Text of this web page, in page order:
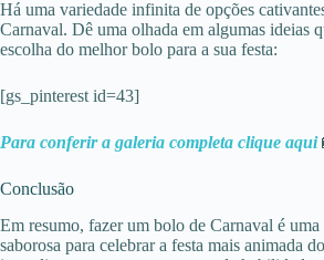
Há uma variedade infinita de opções
Carnaval. Dê uma olhada em algumas ideias
escolha do melhor bolo para a sua festa:
[gs_pinterest id=43]
Para conferir a galeria completa clique aqui
Conclusão
Em resumo, fazer um bolo de Carnaval é
saborosa para celebrar a festa mais animada